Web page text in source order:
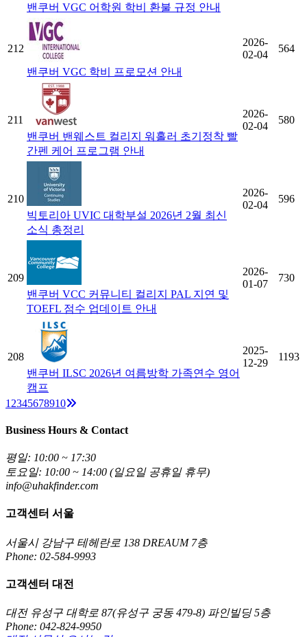
밴쿠버 VGC 어학원 학비 환불 규정 안내
212
밴쿠버 VGC 학비 프로모션 안내
2026-
02-04
564
211
밴쿠버 밴웨스트 컬리지 워홀러 초기정착 빨
간펜 케어 프로그램 안내
2026-
02-04
580
210
빅토리아 UVIC 대학부설 2026년 2월 최신
소식 총정리
2026-
02-04
596
209
밴쿠버 VCC 커뮤니티 컬리지 PAL 지연 및
TOEFL 점수 업데이트 안내
2026-
01-07
730
208
밴쿠버 ILSC 2026년 여름방학 가족연수 영어
캠프
2025-
12-29
1193
1 2345678910Next
Business Hours & Contact
평일: 10:00 ~ 17:30
토요일: 10:00 ~ 14:00 (일요일 공휴일 휴무)
info@uhakfinder.com
고객센터 서울
서울시 강남구 테헤란로 138 DREAUM 7층
Phone: 02-584-9993
고객센터 대전
대전 유성구 대학로 87(유성구 궁동 479-8) 파인빌딩 5층
Phone: 042-824-9950